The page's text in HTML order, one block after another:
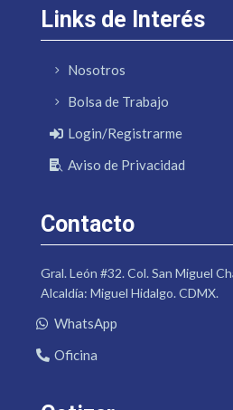
Links de Interés
Nosotros
Bolsa de Trabajo
Login/Registrarme
Aviso de Privacidad
Contacto
Gral. León #32. Col. San Miguel
Alcaldía: Miguel Hidalgo. CDMX.
WhatsApp
Oficina